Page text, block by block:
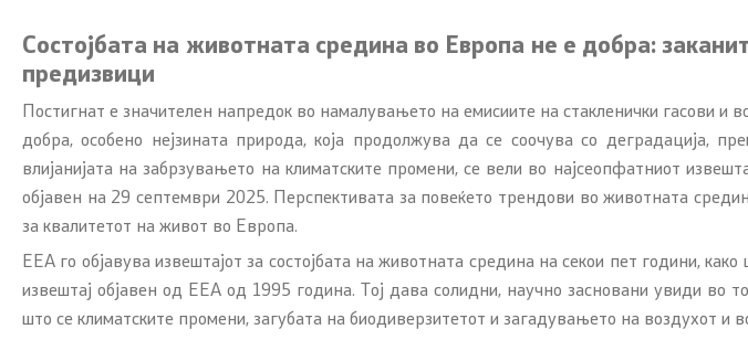
Испити
Состојбата на животната средина во Европа не е добра:
предизвици
Постигнат е значителен напредок во намалувањето на емисиите на стакленички гасови
добра, особено нејзината природа, која продолжува да се соочува со деградација,
влијанијата на забрзувањето на климатските промени, се вели во најсеопфатниот
објавен на 29 септември 2025. Перспективата за повеќето трендови во животната
за квалитетот на живот во Европа.
ЕЕА го објавува извештајот за состојбата на животната средина на секои пет години,
извештај објавен од ЕЕА од 1995 година. Тој дава солидни, научно засновани увиди во
што се климатските промени, загубата на биодиверзитетот и загадувањето на воздухот и